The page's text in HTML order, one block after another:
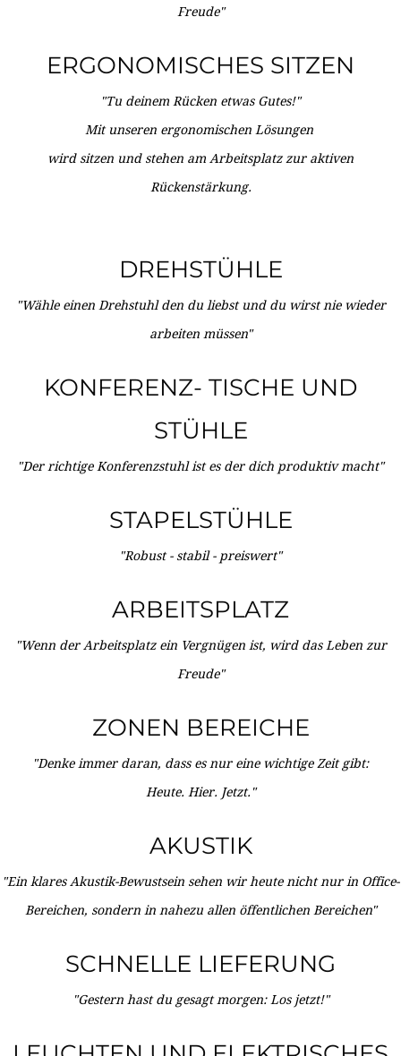
Freude"
ERGONOMISCHES SITZEN
"Tu deinem Rücken etwas Gutes!"
Mit unseren ergonomischen Lösungen
wird sitzen und stehen am Arbeitsplatz zur aktiven
Rückenstärkung.
DREHSTÜHLE
"Wähle einen Drehstuhl den du liebst und du wirst nie wieder
arbeiten müssen"
KONFERENZ- TISCHE UND
STÜHLE
"Der richtige Konferenzstuhl ist es der dich produktiv macht"
STAPELSTÜHLE
"Robust - stabil - preiswert"
ARBEITSPLATZ
"Wenn der Arbeitsplatz ein Vergnügen ist, wird das Leben zur
Freude"
ZONEN BEREICHE
"Denke immer daran, dass es nur eine wichtige Zeit gibt:
Heute. Hier. Jetzt."
AKUSTIK
"Ein klares Akustik-Bewustsein sehen wir heute nicht nur in Office-
Bereichen, sondern in nahezu allen öffentlichen Bereichen"
SCHNELLE LIEFERUNG
"Gestern hast du gesagt morgen: Los jetzt!"